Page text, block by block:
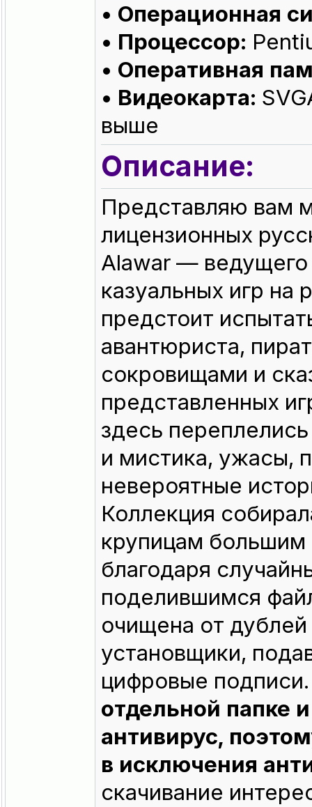
• Операционная
• Процессор:
• Оперативная
• Видеокарта:
выше
Описание:
Представляю вам
лицензионных
Alawar — ведущего
казуальных игр
предстоит
авантюриста,
сокровищами и
представленных
здесь
и мистика, ужасы,
невероятные
Коллекция
крупицам большим
благодаря
поделившимся
очищена от
установщики,
цифровые
отдельной папке
антивирус,
в исключения
скачивание